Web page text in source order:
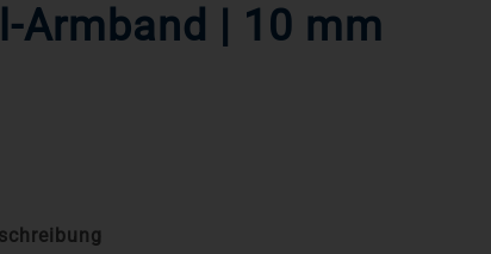
Armband | 10 mm